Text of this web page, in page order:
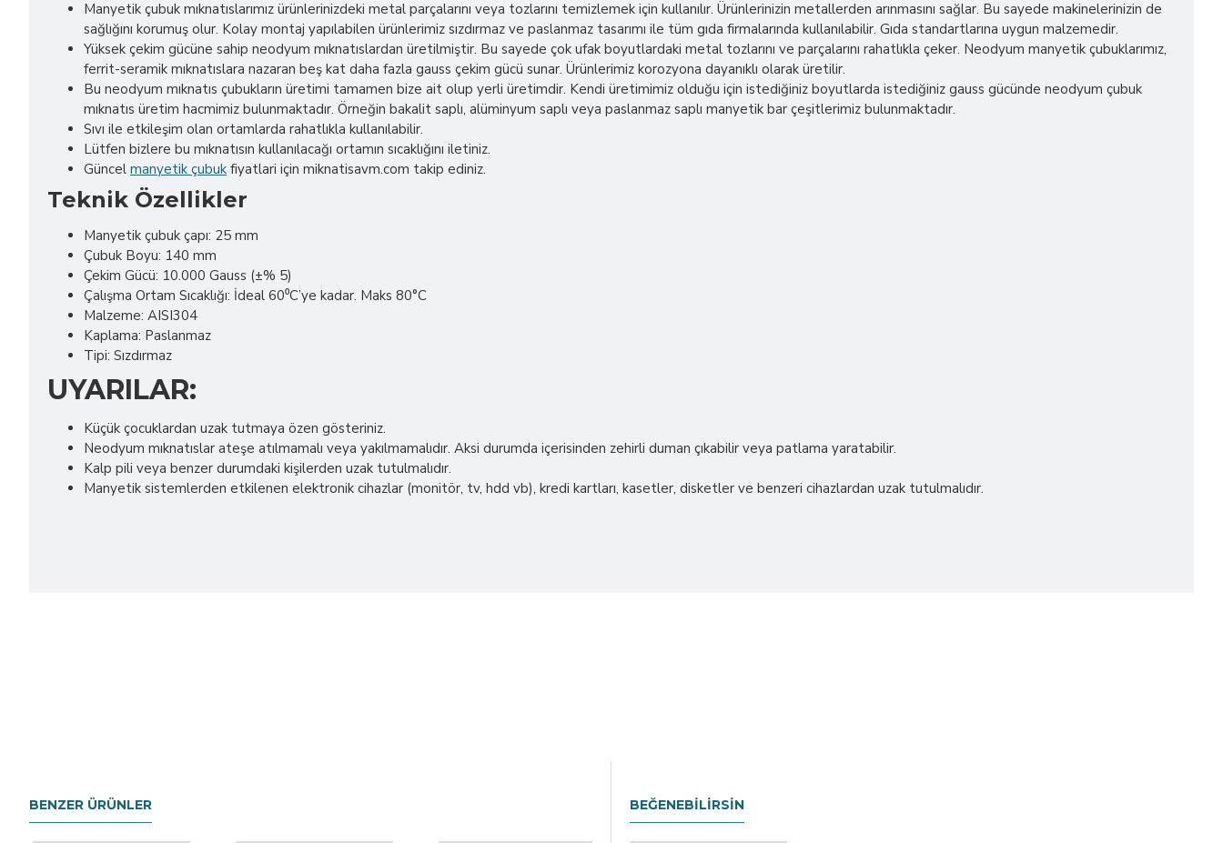
Manyetik çubuk mıknatıslarımız ürünlerinizdeki metal parçalarını veya tozlarını temizlemek için kullanılır. Ürünlerinizin metallerden arınmasını sağlar. Bu sayede makinelerinizin de
sağlığını korumuş olur. Kolay montaj yapılabilen ürünlerimiz sızdırmaz ve paslanmaz tasarımı ile tüm gıda firmalarında kullanılabilir. Gıda standartlarına uygun malzemedir.
Yüksek çekim gücüne sahip neodyum mıknatıslardan üretilmiştir. Bu sayede çok ufak boyutlardaki metal tozlarını ve parçalarını rahatlıkla çeker. Neodyum manyetik çubuklarımız,
ferrit-seramik mıknatıslara nazaran beş kat daha fazla gauss çekim gücü sunar. Ürünlerimiz korozyona dayanıklı olarak üretilir.
Bu neodyum mıknatıs çubukların üretimi tamamen bize ait olup yerli üretimdir. Kendi üretimimiz olduğu için istediğiniz boyutlarda istediğiniz gauss gücünde neodyum çubuk
mıknatıs üretim hacmimiz bulunmaktadır. Örneğin bakalit saplı, alüminyum saplı veya paslanmaz saplı manyetik bar çeşitlerimiz bulunmaktadır.
Sıvı ile etkileşim olan ortamlarda rahatlıkla kullanılabilir.
Lütfen bizlere bu mıknatısın kullanılacağı ortamın sıcaklığını iletiniz.
Güncel manyetik çubuk fiyatlari için miknatisavm.com takip ediniz.
Teknik Özellikler
Manyetik çubuk çapı: 25 mm
Çubuk Boyu: 140 mm
Çekim Gücü: 10.000 Gauss (±% 5)
Çalışma Ortam Sıcaklığı: İdeal 60⁰C’ye kadar. Maks 80°C
Malzeme: AISI304
Kaplama: Paslanmaz
Tipi: Sızdırmaz
UYARILAR:
Küçük çocuklardan uzak tutmaya özen gösteriniz.
Neodyum mıknatıslar ateşe atılmamalı veya yakılmamalıdır. Aksi durumda içerisinden zehirli duman çıkabilir veya patlama yaratabilir.
Kalp pili veya benzer durumdaki kişilerden uzak tutulmalıdır.
Manyetik sistemlerden etkilenen elektronik cihazlar (monitör, tv, hdd vb), kredi kartları, kasetler, disketler ve benzeri cihazlardan uzak tutulmalıdır.